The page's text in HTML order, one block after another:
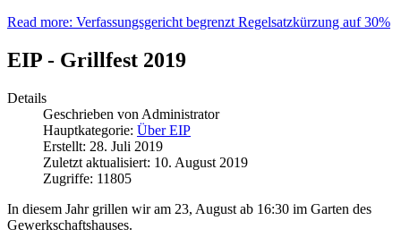
Read more: Verfassungsgericht begrenzt Regelsatzkürzung auf 30%
EIP - Grillfest 2019
Details
Geschrieben von Administrator
Hauptkategorie: Über EIP
Erstellt: 28. Juli 2019
Zuletzt aktualisiert: 10. August 2019
Zugriffe: 11805
In diesem Jahr grillen wir am 23, August ab 16:30 im Garten des
Gewerkschaftshauses.